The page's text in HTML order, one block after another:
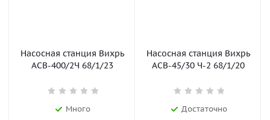
Насосная станция Вихрь
АСВ-400/2Ч 68/1/23
Много
Насосная станция Вихрь
АСВ-45/30 Ч-2 68/1/20
Достаточно